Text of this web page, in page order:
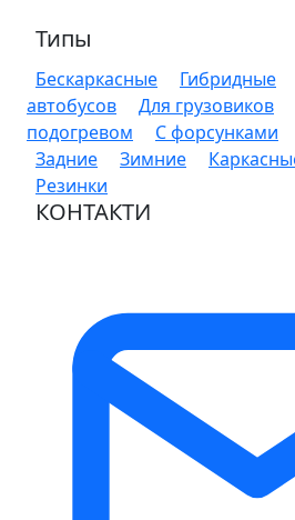
Типы
Бескаркасные Гибридные
автобусов
Для грузовиков
подогревом
С форсунками
Задние
Зимние
Резинки
КОНТАКТИ